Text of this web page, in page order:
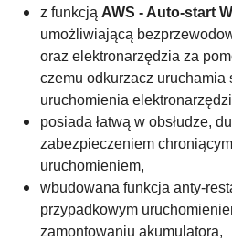
z funkcją AWS - Auto-start
umożliwiającą
oraz elektronarzędzia za
czemu odkurzacz uruchamia
uruchomienia
posiada łatwą w obsłudze,
zabezpieczeniem
uruchomieniem,
wbudowana funkcja anty-
przypadkowym
zamontowaniu akumulatora,